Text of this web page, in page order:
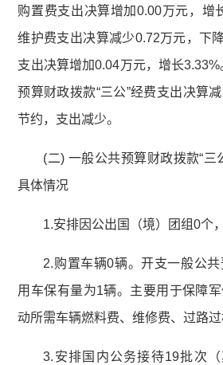
购置费支出决算增加0.00万元，增
维护费支出决算减少0.72万元，下
支出决算增加0.04万元，增长
预算财政拨款“三公”经费支出决算
节约，支出减少。
(二) 一般公共预算财政拨款“三
具体情况
1.安排因公出国（境）团组0个
2.购置车辆0辆。开支一般公
用车保有量为1辆。主要用于保障
动所需车辆燃料费、维修费、过路过
3.安排国内公务接待19批次